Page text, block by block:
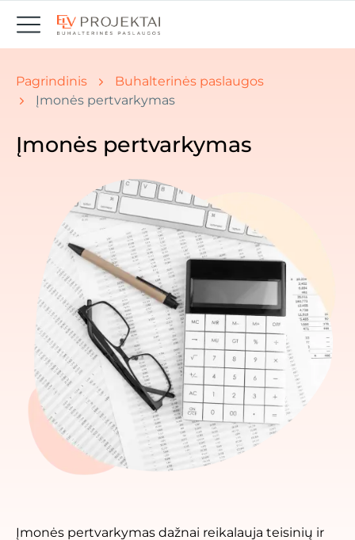
Jūs esate čia: Pradžia " Naujienos
Pagrindinis
Buhalterinės paslaugos
Įmonės pertvarkymas
Įmonės pertvarkymas
Įmonės pertvarkymas dažnai reikalauja teisinių ir